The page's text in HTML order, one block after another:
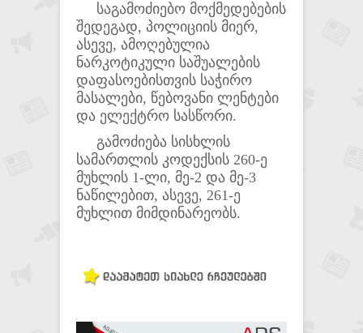
საგამოძიებო მოქმედებების
შედეგად, პოლიციის მიერ,
ასევე, ამოღებულია
ნარკოტიკული საშუალების
დაფასოებისთვის საჭირო
მასალები, წებოვანი ლენტები
და ელექტრო სასწორი.
გამოძიება სისხლის
სამართლის კოდექსის 260-ე
მუხლის 1-ლი, მე-2 და მე-3
ნაწილებით, ასევე, 261-ე
მუხლით მიმდინარეობს.